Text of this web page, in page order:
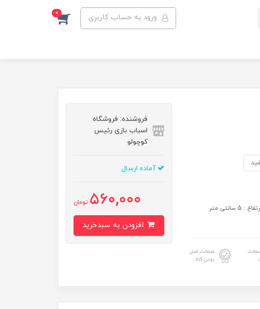
ورود به حساب کاربری 0
ضمانت اصل
بودن کالا
فروشنده: فروشگاه
اسباب بازی رئیس
کوچولو
آماده ارسال
560,000 تومان